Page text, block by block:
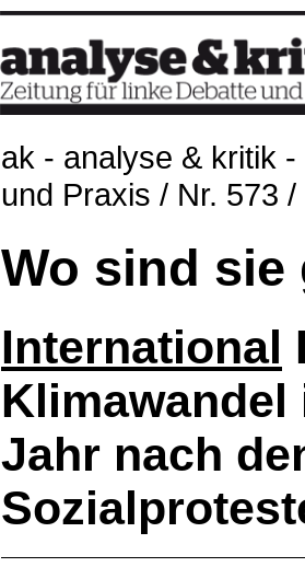
ak - analyse & kritik
und Praxis / Nr. 573
Wo sind sie
International
Klimawandel
Jahr nach